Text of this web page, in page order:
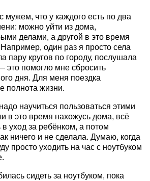
мужем, что у каждого есть по два
можно уйти из дома,
делами, а другой в это время
один раз я просто села
пару кругов по городу, послушала
помогло мне сбросить
дня. Для меня поездка
полнота жизни.
научиться пользоваться этими
в это время нахожусь дома, всё
уход за ребёнком, а потом
ничего и не сделала. Думаю, когда
просто уходить на час с ноутбуком
сидеть за ноутбуком, пока